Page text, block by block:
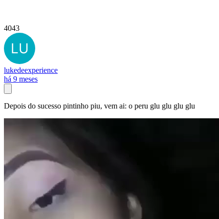
4043
lukedeexperience
há 9 meses
Depois do sucesso pintinho piu, vem ai: o peru glu glu glu glu